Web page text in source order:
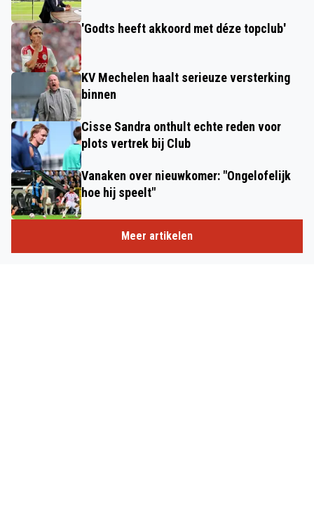
'Godts heeft akkoord met déze topclub'
KV Mechelen haalt serieuze versterking
binnen
Cisse Sandra onthult echte reden voor
plots vertrek bij Club
Vanaken over nieuwkomer: "Ongelofelijk
hoe hij speelt"
Meer artikelen